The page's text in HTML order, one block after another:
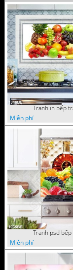
Miễn phí
Miễn phí